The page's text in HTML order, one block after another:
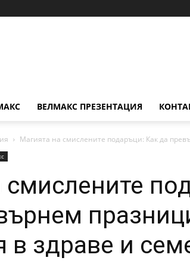
ВЕЛМАКС ПРЕЗЕНТАЦИЯ
Магията на смислените подаръци: Как да
смислените
в здраве и